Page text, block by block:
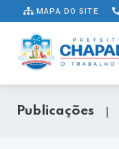
MAPA DO SITE
Publicações |